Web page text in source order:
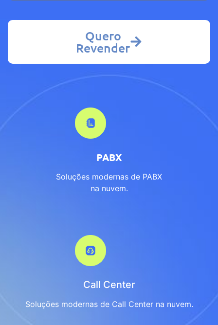
PABX
Soluções modernas de PABX
na nuvem.
Call Center
Soluções modernas de Call Center na nuvem.
Quero
Revender